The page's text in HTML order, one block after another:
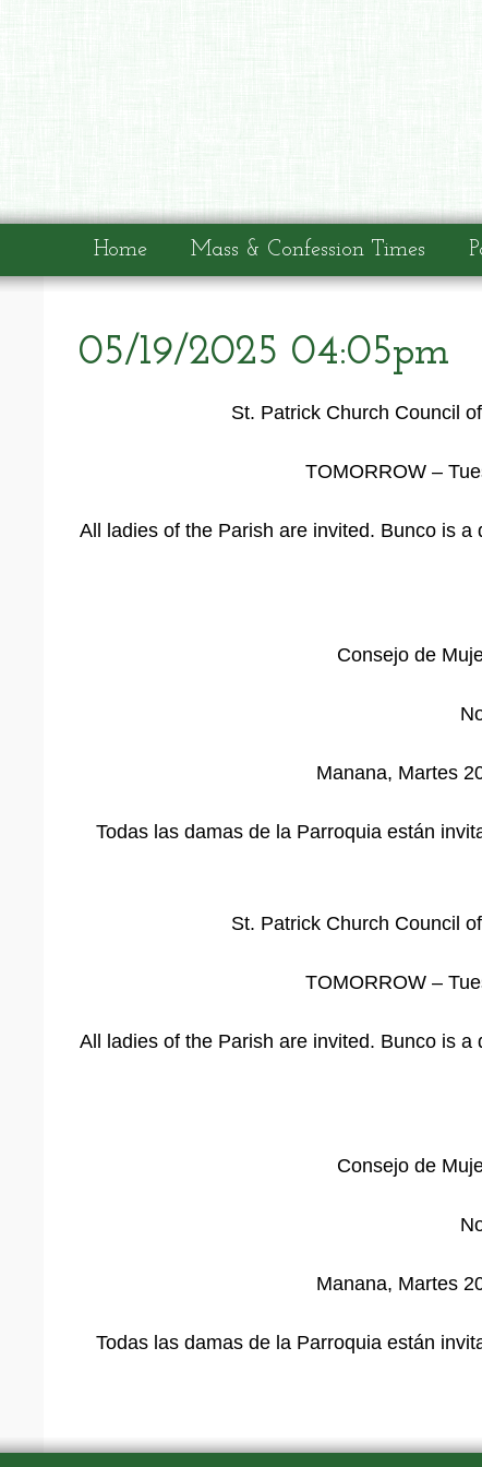
Home Mass & Confession Times
05/19/2025 04:05pm
St. Patrick Church Council
TOMORROW –
All ladies of the Parish are invited. Bunco is
Consejo de
Manana, Martes
Todas las damas de la Parroquia están
St. Patrick Church Council
TOMORROW –
All ladies of the Parish are invited. Bunco is
Consejo de
Manana, Martes
Todas las damas de la Parroquia están